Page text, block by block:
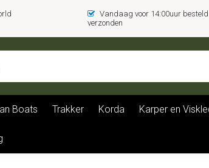
Vandaag voor 14:00uur
verzonden
Boats Trakker Korda Karper en